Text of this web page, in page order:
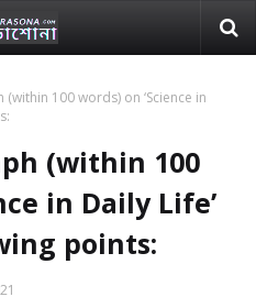
100 words) on ‘Science in
(within 100
in Daily Life’
points: